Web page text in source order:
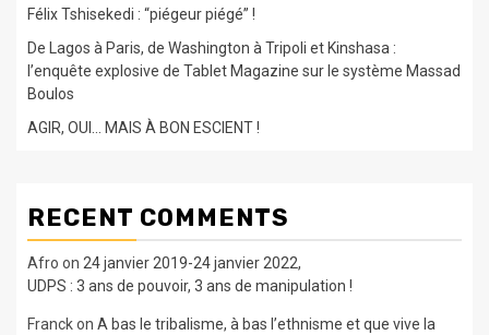
Félix Tshisekedi : “piégeur piégé” !
De Lagos à Paris, de Washington à Tripoli et Kinshasa :
l’enquête explosive de Tablet Magazine sur le système Massad
Boulos
AGIR, OUI… MAIS À BON ESCIENT !
RECENT COMMENTS
Afro on 24 janvier 2019-24 janvier 2022,
UDPS : 3 ans de pouvoir, 3 ans de manipulation !
Franckon A bas le tribalisme, à bas l’ethnisme et que vive la